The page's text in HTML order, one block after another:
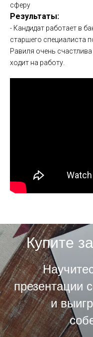
сферу
Результаты:
- Кандидат работает в
старшего специалиста
Равиля очень
ходит на работу.
Купите
презентации
и